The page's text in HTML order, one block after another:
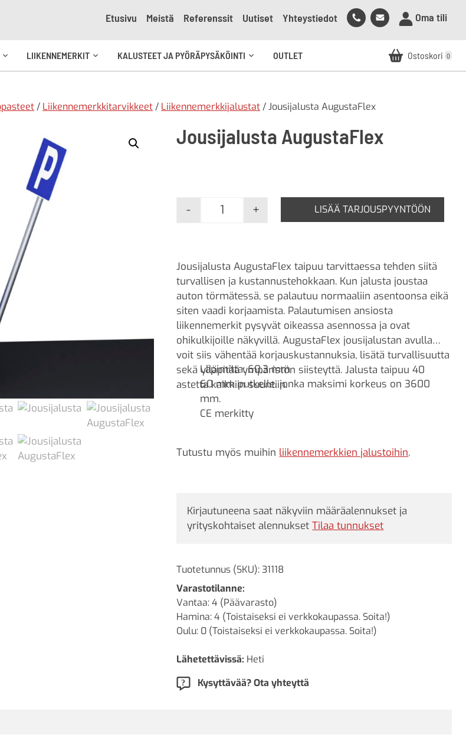
Etusivu Meistä Referenssit Uutiset Yhteystiedot
Soita
meille
Lähetä
meille
Oma tili
LIIKENNEMERKIT
KALUSTEET JA PYÖRÄPYSÄKÖINTI
OUTLET Ostoskori 0
/ Liikennemerkkitarvikkeet / Liikennemerkkijalustat / Jousijalusta AugustaFlex
Jousijalusta AugustaFlex
Jousijalusta AugustaFlex määrä
- + LISÄÄ TARJOUSPYYNTÖÖN
Jousijalusta AugustaFlex taipuu tarvittaessa tehden siitä
turvallisen ja kustannustehokkaan. Kun jalusta joustaa
auton törmätessä, se palautuu normaaliin asentoonsa eikä
siten vaadi korjaamista. Palautumisen ansiosta
liikennemerkit pysyvät oikeassa asennossa ja ovat
ohikulkijoille näkyvillä. AugustaFlex jousijalustan avulla
voit siis vähentää korjauskustannuksia, lisätä turvallisuutta
sekä ylläpitää ympäristön siisteyttä. Jalusta taipuu 40
astetta kaikkiin suuntiin.
Läpimitta: 60,3 mm
60 mm putkelle, jonka maksimi korkeus on 3600
mm.
CE merkitty
Tutustu myös muihin liikennemerkkien jalustoihin.
Kirjautuneena saat näkyviin määräalennukset ja
yrityskohtaiset alennuksetTilaa tunnukset
Tuotetunnus (SKU): 31118
Varastotilanne:
Vantaa: 4 (Päävarasto)
Hamina: 4 (Toistaiseksi ei verkkokaupassa. Soita!)
Oulu: 0 (Toistaiseksi ei verkkokaupassa. Soita!)
Lähetettävissä: Heti
Kysyttävää? Ota yhteyttä